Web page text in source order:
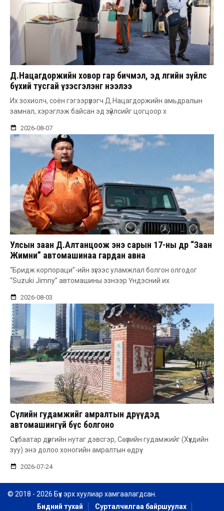
Д.Нацагдоржийн ховор гар бичмэл, эд өлгийн зүйлс
бүхий тусгай үзэсгэлэнг нээлээ
Их зохиолч, соён гэгээрүүлэгч Д.Нацагдоржийн амьдралын
замнал, хэрэглэж байсан эд зүйлсийг цогцоор х
2026-08-07
Улсын заан Д.Алтанцоож энэ сарын 17-ны өдөр “Заан
Жимни” автомашинаа гардан авна
“Бридж корпораци”-ийн зүгээс уламжлал болгон олгодог
“Suzuki Jimny” автомашины эзнээр Үндэсний их
2026-08-03
Сөүлийн гудамжийг амралтын өдрүүдэд
автомашингүй бүс болгоно
Сүхбаатар дүүргийн нутаг дэвсгэр, Сөүлийн гудамжийг (Хүүхдийн
зуу) энэ долоо хоногийн амралтын өдрүү
2026-07-24
© 2018 - 2026 Бүх эрх хуулиар хамгаалагдсан.
Бидний тухай
Сурталчилгаа байршуулах